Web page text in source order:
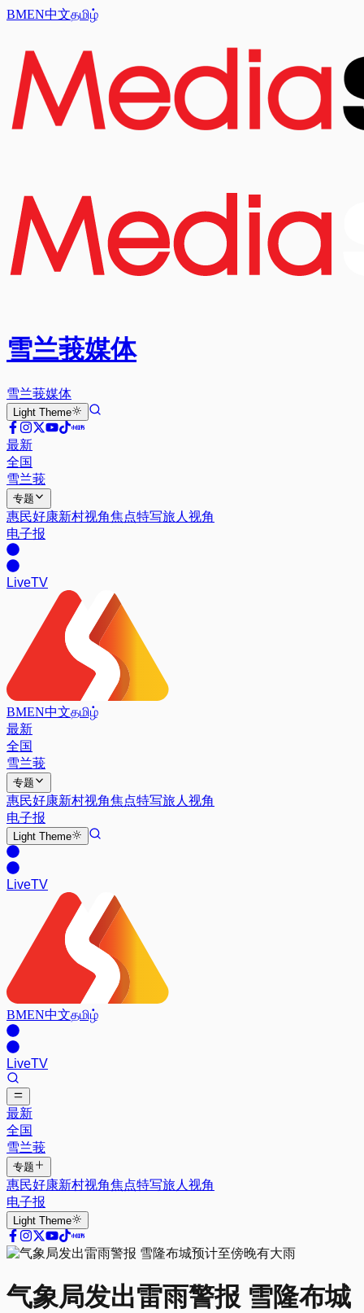
BMEN中文தமிழ்
雪兰莪媒体
雪兰莪媒体
Light Theme
最新
全国
雪兰莪
专题
惠民好康新村视角焦点特写旅人视角
电子报
LiveTV
BMEN中文தமிழ்
最新
全国
雪兰莪
专题
惠民好康新村视角焦点特写旅人视角
电子报
Light Theme
LiveTV
BMEN中文தமிழ்
LiveTV
最新
全国
雪兰莪
专题
惠民好康新村视角焦点特写旅人视角
电子报
Light Theme
气象局发出雷雨警报 雪隆布城